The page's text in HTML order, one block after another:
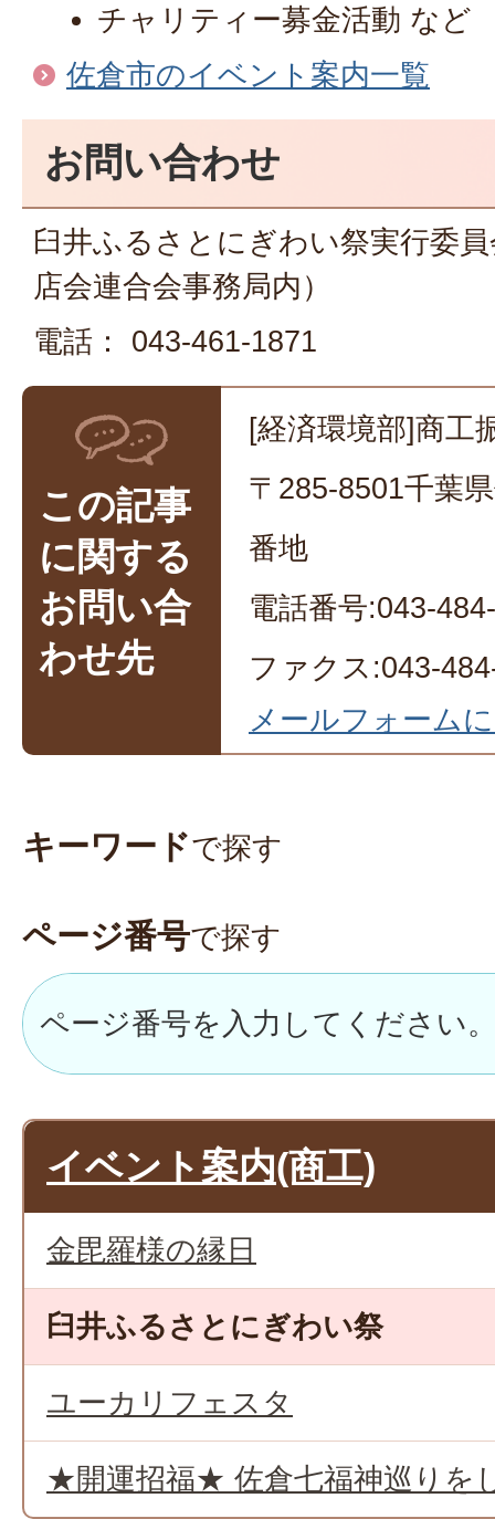
チャリティー募金活動 など
佐倉市のイベント案内一覧
お問い合わせ
臼井ふるさとにぎわい祭実行委
店会連合会事務局内）
電話： 043-461-1871
この記事
に関する
お問い合
わせ先
[経済環境部]商工
〒285-8501千葉
番地
電話番号:043-
ファクス:043-
メールフォーム
キーワードで探す
ページ番号で探す
イベント案内(商工)
金毘羅様の縁日
臼井ふるさとにぎわい祭
ユーカリフェスタ
★開運招福★ 佐倉七福神巡りを